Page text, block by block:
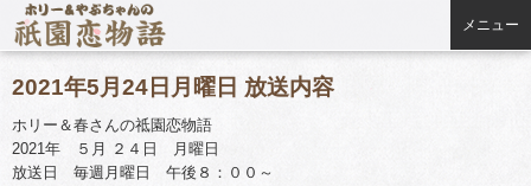
メニュー
2021年5月24日月曜日 放送内容
ホリー＆春さんの祗園恋物語
2021年 ５月 ２４日 月曜日
放送日 毎週月曜日 午後８：００～